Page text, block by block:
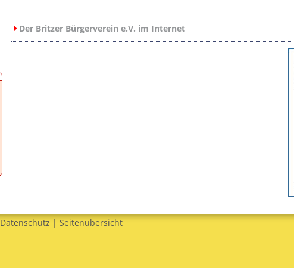
Der Britzer Bürgerverein e.V. im Internet
Datenschutz | Seitenübersicht